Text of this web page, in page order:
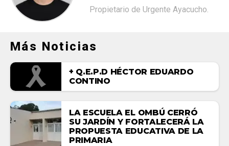
Propietario de Urgente Ayacucho.
Más Noticias
+ Q.E.P.D HÉCTOR EDUARDO
CONTINO
LA ESCUELA EL OMBÚ CERRÓ
SU JARDÍN Y FORTALECERÁ LA
PROPUESTA EDUCATIVA DE LA
PRIMARIA